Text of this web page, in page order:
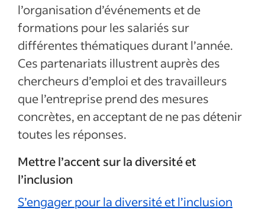
l’organisation d’événements et de
formations pour les salariés sur
différentes thématiques durant l’année.
Ces partenariats illustrent auprès des
chercheurs d’emploi et des travailleurs
que l’entreprise prend des mesures
concrètes, en acceptant de ne pas détenir
toutes les réponses.
Mettre l’accent sur la diversité et
l’inclusion
S’engager pour la diversité et l’inclusion